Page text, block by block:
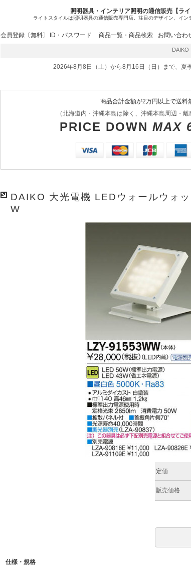
照明器具・インテリア照明の通信販売【ライ
ライトスタイルは照明器具の通信販売専門店。注目のデザイン、イン
会員登録〔無料〕 ID・パスワード 商品一覧・商品検索 お問い合わ
DAIKO 大
2026年8月8日（土）から8月16日（日）まで、夏
商品合計金額が2万円以上で送料
（北海道内・沖縄本島は除く、沖縄本島周辺・離
PRICE DOWN MAX
DAIKO 大光電機 LEDウォールウォ
W
定価
販売価格
仕様・規格